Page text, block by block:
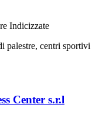
Indicizzate
palestre, centri
Center s.r.l